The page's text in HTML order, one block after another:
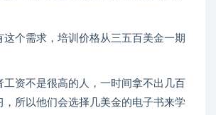
这个需求，培训价格从三五百美金一期
工资不是很高的人，一时间拿不出几百
，所以他们会选择几美金的电子书来学